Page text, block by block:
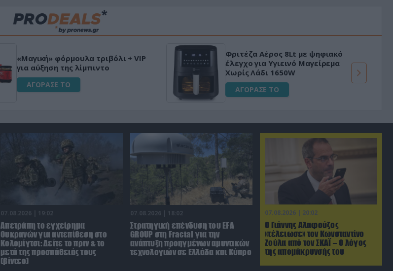
«Μαγική» φόρμουλα τριβόλι + VIP
για αύξηση της λίμπιντο
ΑΓΟΡΑΣΕ ΤΟ
Φριτέζα Αέρος 8Lt με ψηφιακό
έλεγχο για Υγιεινό Μαγείρεμα
Χωρίς Λάδι 1650W
ΑΓΟΡΑΣΕ ΤΟ
07.08.2026 | 20:02
Ο Γιάννης Αλαφούζος
«τέλειωσε» τον Κωνσταντίνο
Ζούλα από τον ΣΚΑΪ – Ο λόγος
της απομάκρυνσής του
07.08.2026 | 19:02
Απετράπη το εγχείρημα
Ουκρανών για αντεπίθεση στο
Κολομίγτσι: Δείτε το πριν & το
μετά της προσπάθειάς τους
(βίντεο)
07.08.2026 | 18:02
Στρατηγική επένδυση του EFA
GROUP στη Fractal για την
ανάπτυξη προηγμένων αμυντικών
τεχνολογιών σε Ελλάδα και Κύπρο